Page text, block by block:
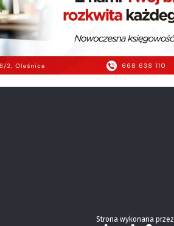
Strona wykonana przez